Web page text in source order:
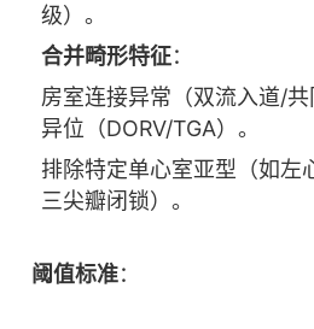
级）。
合并畸形特征：
房室连接异常（双流入道/
异位（DORV/TGA）。
排除特定单心室亚型（如左
三尖瓣闭锁）。
阈值标准：